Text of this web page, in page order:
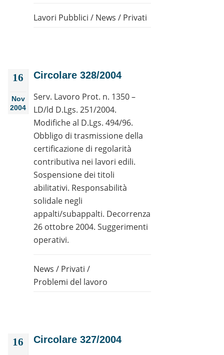
Lavori Pubblici / News / Privati
16
Nov
2004
Circolare 328/2004
Serv. Lavoro Prot. n. 1350 –
LD/ld D.Lgs. 251/2004.
Modifiche al D.Lgs. 494/96.
Obbligo di trasmissione della
certificazione di regolarità
contributiva nei lavori edili.
Sospensione dei titoli
abilitativi. Responsabilità
solidale negli
appalti/subappalti. Decorrenza
26 ottobre 2004. Suggerimenti
operativi.
News / Privati /
Problemi del lavoro
16
Circolare 327/2004